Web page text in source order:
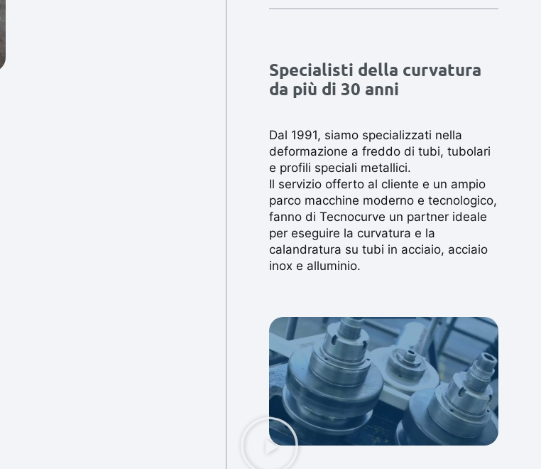
Specialisti della curvatura
da più di 30 anni
Dal 1991, siamo specializzati nella
deformazione a freddo di tubi, tubolari
e profili speciali metallici.
Il servizio offerto al cliente e un ampio
parco macchine moderno e tecnologico,
fanno di Tecnocurve un partner ideale
per eseguire la curvatura e la
calandratura su tubi in acciaio, acciaio
inox e alluminio.